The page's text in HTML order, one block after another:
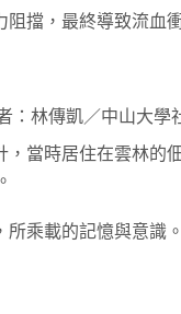
阻擋，最終導致流血
林傳凱／中山大學
，當時居住在雲林的
所乘載的記憶與意識。